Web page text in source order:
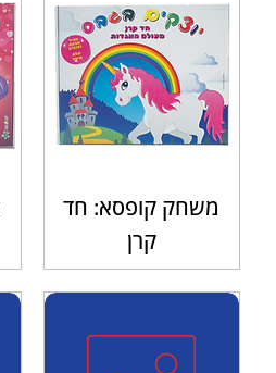
משחק קופסא: חד
קרן